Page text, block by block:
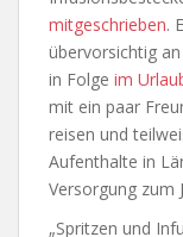
mitgeschrieben.
übervorsichtig
in Folge im
mit ein paar
reisen und
Aufenthalte in
Versorgung zum
„Spritzen und